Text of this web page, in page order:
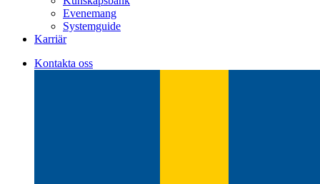
Evenemang
Systemguide
Karriär
Kontakta oss